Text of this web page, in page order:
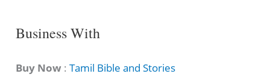
C
t
Business With
Buy Now :Tamil Bible and Stories